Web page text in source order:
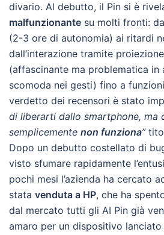
divario. Al debutto, il Pin si è
malfunzionante su molti fronti:
(2-3 ore di autonomia) ai ritardi
dall’interazione tramite
(affascinante ma problematica in
scomoda nei gesti) fino a
verdetto dei recensori è stato
di liberarti dallo smartphone, ma
semplicemente non funziona”
Dopo un debutto costellato di
visto sfumare rapidamente
pochi mesi l’azienda ha cercato
stata venduta a HP, che ha
dal mercato tutti gli AI Pin già
amaro per un dispositivo